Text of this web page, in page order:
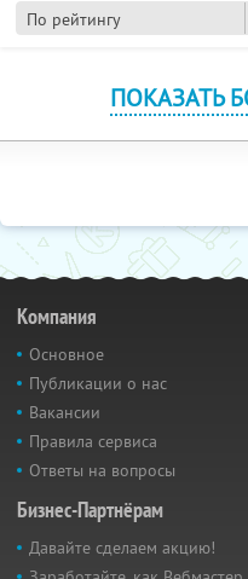
По рейтингу
ПОКАЗАТЬ
Компания
Основное
Публикации о нас
Вакансии
Правила сервиса
Ответы на вопросы
Бизнес-Партнёрам
Давайте сделаем акцию!